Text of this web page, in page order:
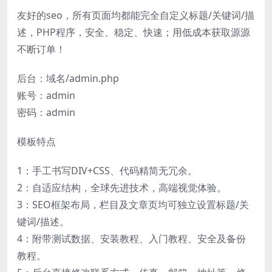
友好的seo，所有页面均都能完全自定义标题/关键词/描
述，PHP程序，安全、稳定、快速；用低成本获取源源
不断订单！
后台：域名/admin.php
账号：admin
密码：admin
模板特点
1：手工书写DIV+CSS、代码精简无冗余。
2：自适应结构，全球先进技术，高端视觉体验。
3：SEO框架布局，栏目及文章页均可独立设置标题/关
键词/描述。
4：附带测试数据、安装教程、入门教程、安全及备份
教程。